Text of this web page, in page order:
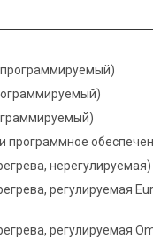
программное
нерегулируемая)
регулируемая
регулируемая